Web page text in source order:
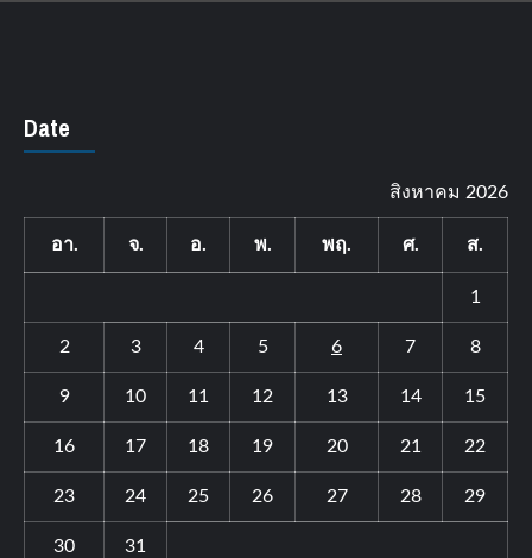
Date
สิงหาคม 2026
อา. จ. อ. พ. พฤ. ศ. ส.
1
2 3 4 5 6 7 8
9 10 11 12 13 14 15
16 17 18 19 20 21 22
23 24 25 26 27 28 29
30 31